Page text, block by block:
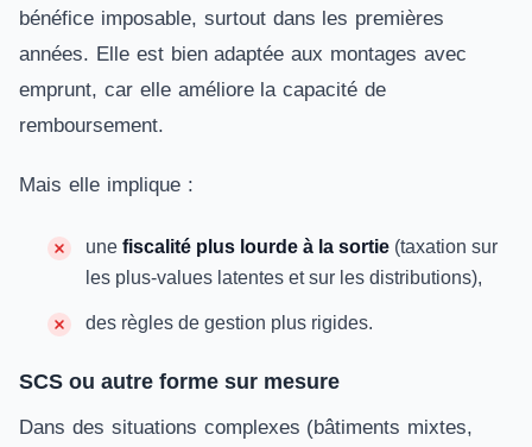
bénéfice imposable, surtout dans les premières
années. Elle est bien adaptée aux montages avec
emprunt, car elle améliore la capacité de
remboursement.
Mais elle implique :
une fiscalité plus lourde à la sortie (taxation sur
les plus-values latentes et sur les distributions),
des règles de gestion plus rigides.
SCS ou autre forme sur mesure
Dans des situations complexes (bâtiments mixtes,